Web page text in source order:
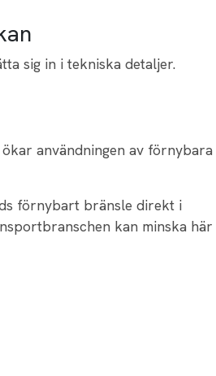
sig in i tekniska detaljer.
användningen av förnybara
förnybart bränsle direkt i
kan minska här